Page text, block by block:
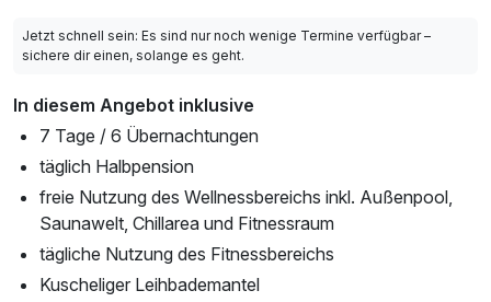
Jetzt schnell sein: Es sind nur noch wenige Termine verfügbar –
sichere dir einen, solange es geht.
In diesem Angebot inklusive
7 Tage / 6 Übernachtungen
täglich Halbpension
freie Nutzung des Wellnessbereichs inkl. Außenpool,
Saunawelt, Chillarea und Fitnessraum
tägliche Nutzung des Fitnessbereichs
Kuscheliger Leihbademantel